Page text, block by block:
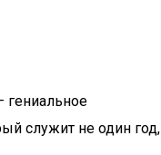
гениальное
служит не один год,